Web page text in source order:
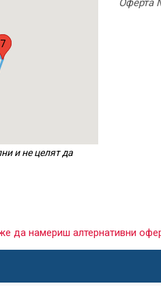
1
7
и не целят да
Оферта
да намериш алтернативни